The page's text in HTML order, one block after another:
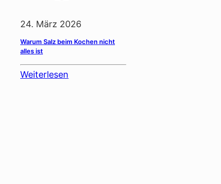
24. März 2026
Warum Salz beim Kochen nicht
alles ist
Weiterlesen